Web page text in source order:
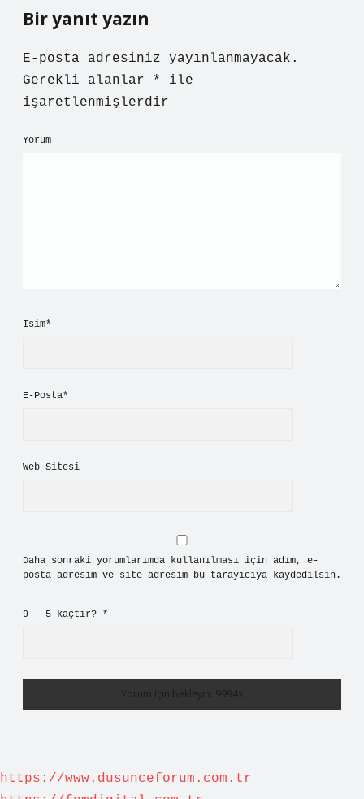
Bir yanıt yazın
E-posta adresiniz yayınlanmayacak.
Gerekli alanlar
*
ile
işaretlenmişlerdir
Yorum
İsim*
E-Posta*
Web Sitesi
Daha sonraki yorumlarımda kullanılması için adım, e-
posta adresim ve site adresim bu tarayıcıya kaydedilsin.
9 - 5 kaçtır? *
https://www.dusunceforum.com.tr